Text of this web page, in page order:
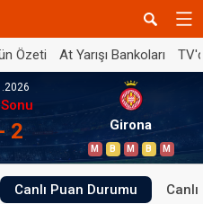
Özeti At Yarışı Bankoları
2 Girona
M B M B M
Canlı Puan Durumu